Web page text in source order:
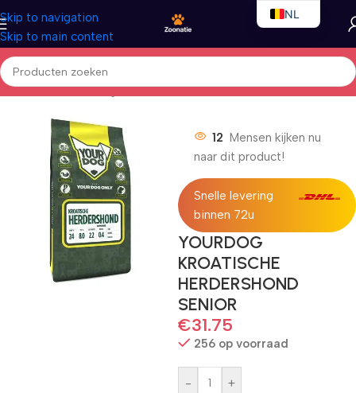
Skip to navigation
Skip to main content
Home/Honden/Droogvoer
12 Mensen kijken nu
naar dit product!
Snelle levering
binnen 72u
YOURDOG
KROATISCHE
HERDERSHOND
SENIOR
€31.75
256 op voorraad
- +
NL